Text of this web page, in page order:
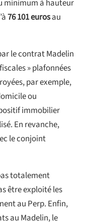
minimum à hauteur
76 101 eurosau
le contrat Madelin
» plafonnées
par exemple,
ou
immobilier
En revanche,
le conjoint
totalement
être exploité les
au Perp. Enfin,
au Madelin, le